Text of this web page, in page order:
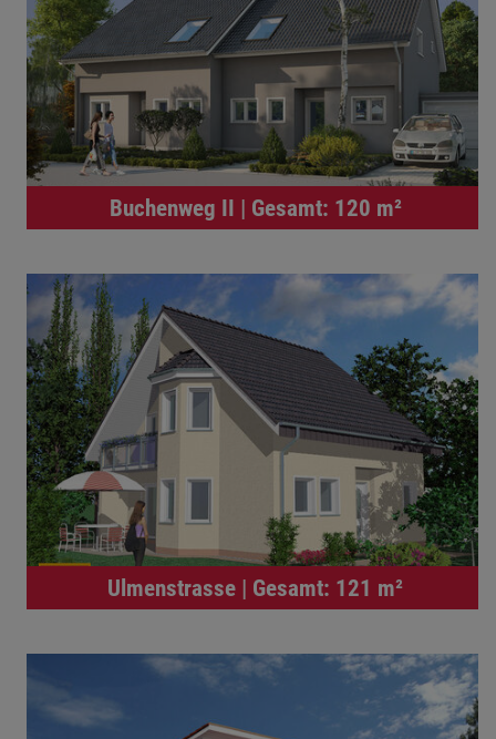
Buchenweg II | Gesamt: 120 m²
Ulmenstrasse | Gesamt: 121 m²